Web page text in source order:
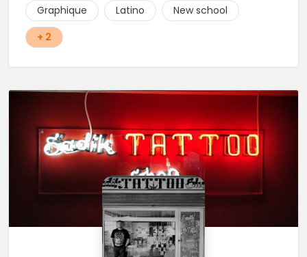
Graphique
Latino
New school
+ 2